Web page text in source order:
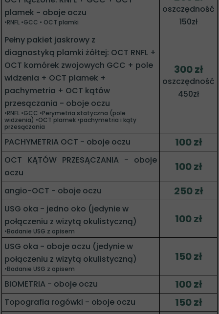
plamek - oboje oczu
•RNFL •GCC • OCT plamki
oszczędność
150zł
Pełny pakiet jaskrowy z
diagnostyką plamki żółtej: OCT RNFL +
OCT komórek zwojowych GCC + pole
widzenia + OCT plamek +
pachymetria + OCT kątów
przesączania - oboje oczu
•RNFL •GCC •Perymetria statyczna (pole
widzenia) •OCT plamek •pachymetria i kąty
przesączania
300 zł
oszczędność
450zł
PACHYMETRIA OCT - oboje oczu 100 zł
OCT KĄTÓW PRZESĄCZANIA - oboje
oczu
100 zł
angio-OCT - oboje oczu 250 zł
USG oka - jedno oko (jedynie w
połączeniu z wizytą okulistyczną)
•Badanie USG z opisem
100 zł
USG oka - oboje oczu (jedynie w
połączeniu z wizytą okulistyczną)
•Badanie USG z opisem
150 zł
BIOMETRIA - oboje oczu 100 zł
Topografia rogówki - oboje oczu 150 zł